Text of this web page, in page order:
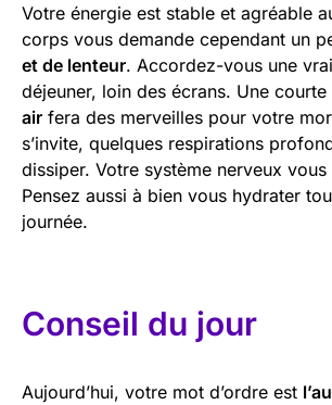
Votre énergie est stable et agréable
corps vous demande cependant un
et de lenteur. Accordez-vous une
déjeuner, loin des écrans. Une courte
air fera des merveilles pour votre
s’invite, quelques respirations
dissiper. Votre système nerveux
Pensez aussi à bien vous hydrater
journée.
Conseil du jour
Aujourd’hui, votre mot d’ordre est